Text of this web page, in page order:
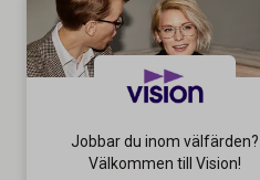
Jobbar du inom välfärden?
Välkommen till Vision!